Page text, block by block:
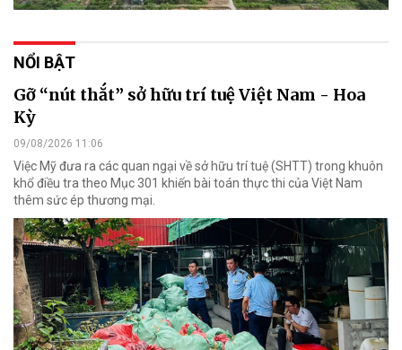
NỔI BẬT
Gỡ “nút thắt” sở hữu trí tuệ Việt Nam - Hoa
Kỳ
09/08/2026 11:06
Việc Mỹ đưa ra các quan ngại về sở hữu trí tuệ (SHTT) trong khuôn
khổ điều tra theo Mục 301 khiến bài toán thực thi của Việt Nam
thêm sức ép thương mại.